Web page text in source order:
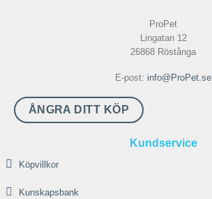
ProPet
Lingatan 12
26868 Röstånga
E-post: info@ProPet.se
ÅNGRA DITT KÖP
Kundservice
Köpvillkor
Kunskapsbank